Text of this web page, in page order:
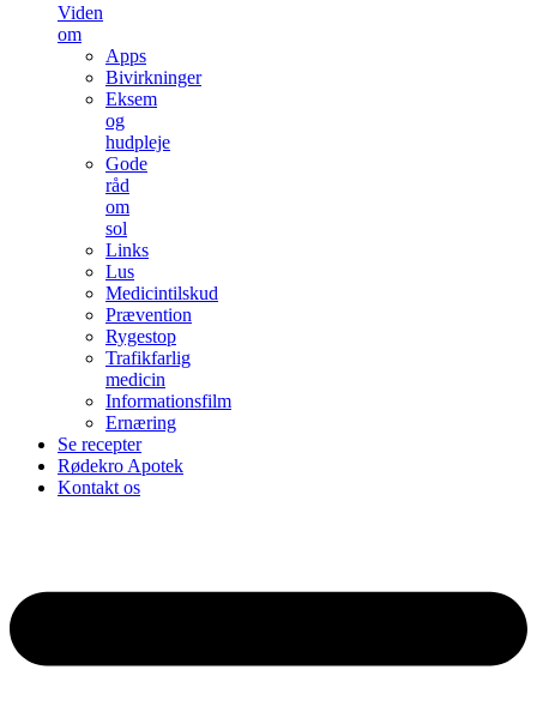
Viden
om
Apps
Bivirkninger
Eksem
og
hudpleje
Gode
råd
om
sol
Links
Lus
Medicintilskud
Prævention
Rygestop
Trafikfarlig
medicin
Informationsfilm
Ernæring
Se recepter
Rødekro Apotek
Kontakt os